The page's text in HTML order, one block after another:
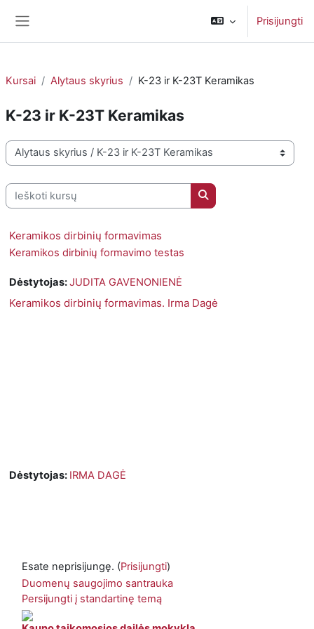
Prisijungti
Kursai Alytaus skyrius K-23 ir K-23T Keramikas
K-23 ir K-23T Keramikas
Kursų kategorijos
Ieškoti kursų
Ieškoti kursų
Keramikos dirbinių formavimas
Keramikos dirbinių formavimo testas
Dėstytojas:JUDITA GAVENONIENĖ
Keramikos dirbinių formavimas. Irma Dagė
Dėstytojas: IRMA DAGĖ
Esate neprisijungę. (Prisijungti)
Duomenų saugojimo santrauka
Persijungti į standartinę temą